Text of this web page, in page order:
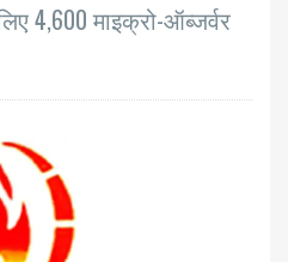
4,600 माइक्रो-ऑब्जर्वर